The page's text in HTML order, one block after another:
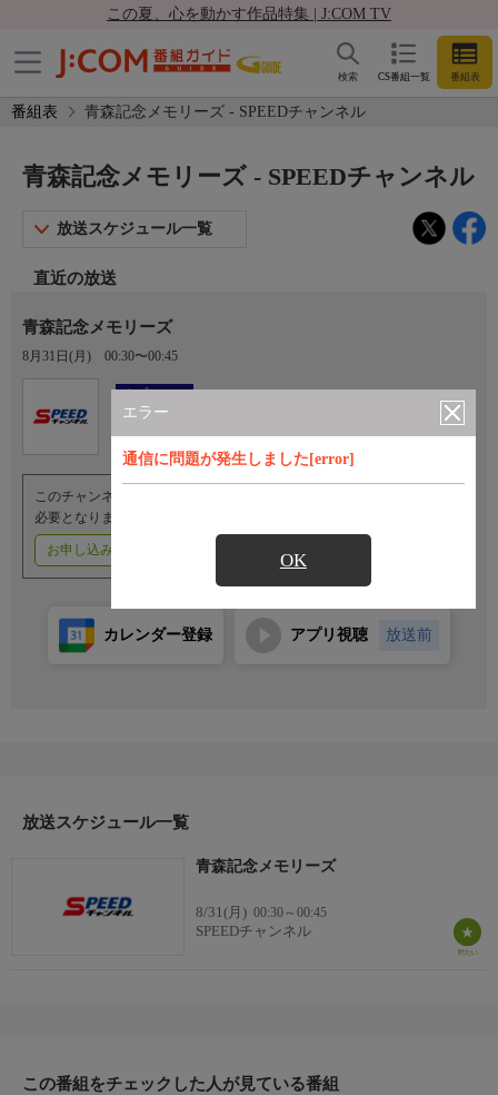
この夏、心を動かす作品特集 | J:COM TV
CS番組一覧 番組表
検索
番組表 青森記念メモリーズ - SPEEDチャンネル
エラー
通信に問題が発生しました[error]
OK
青森記念メモリーズ - SPEEDチャンネル
放送スケジュール一覧
直近の放送
青森記念メモリーズ
8月31日(月) 00:30〜00:45
オプション
Ch.923
SPEEDチャンネル
このチャンネルのご視聴には、オプションチャンネル(有料)のご契約が
必要となります。
お申し込みはこちら
カレンダー登録 アプリ視聴 放送前
放送スケジュール一覧
青森記念メモリーズ
8/31(月) 00:30～00:45
SPEEDチャンネル
この番組をチェックした人が見ている番組